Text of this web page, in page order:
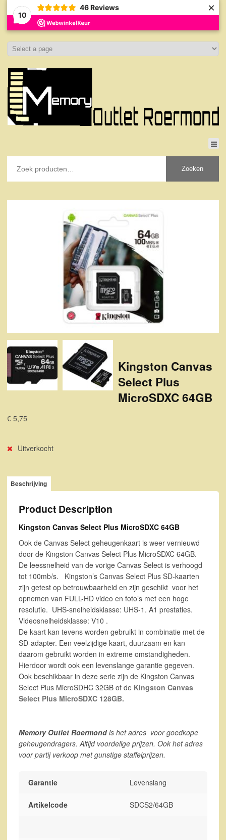
10
46 Reviews ×
Zoeken
Kingston Canvas
Select Plus
MicroSDXC 64GB
€ 5,75
Uitverkocht
Beschrijving
Product Description
Kingston Canvas Select Plus MicroSDXC 64GB
Ook de Canvas Select geheugenkaart is weer vernieuwd
door de Kingston Canvas Select Plus MicroSDXC 64GB.
De leessnelheid van de vorige Canvas Select is verhoogd
tot 100mb/s. Kingston’s Canvas Select Plus SD-kaarten
zijn getest op betrouwbaarheid en zijn geschikt voor het
opnemen van FULL-HD video en foto’s met een hoge
resolutie. UHS-snelheidsklasse: UHS-1. A1 prestaties.
Videosnelheidsklasse: V10 .
De kaart kan tevens worden gebruikt in combinatie met de
SD-adapter. Een veelzijdige kaart, duurzaam en kan
daarom gebruikt worden in extreme omstandigheden.
Hierdoor wordt ook een levenslange garantie gegeven.
Ook beschikbaar in deze serie zijn de Kingston Canvas
Select Plus MicroSDHC 32GB of de Kingston Canvas
Select Plus MicroSDXC 128GB.
Memory Outlet Roermondis het adres voor goedkope
geheugendragers. Altijd voordelige prijzen. Ook het adres
voor partij verkoop met gunstige staffelprijzen.
Garantie Levenslang
Artikelcode SDCS2/64GB